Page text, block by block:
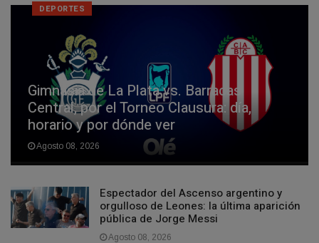
DEPORTES
Gimnasia de La Plata vs. Barracas
Central, por el Torneo Clausura: día,
horario y por dónde ver
Agosto 08, 2026
Espectador del Ascenso argentino y
orgulloso de Leones: la última aparición
pública de Jorge Messi
Agosto 08, 2026